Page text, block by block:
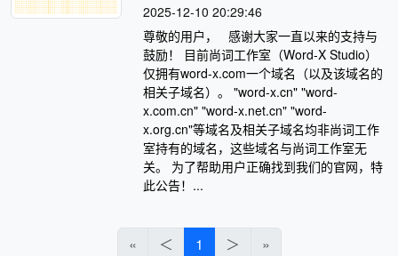
2025-12-10 20:29:46
尊敬的用户， 感谢大家一直以来的支持与
鼓励！ 目前尚词工作室（Word-X Studio）
仅拥有word-x.com一个域名（以及该域名的
相关子域名）。 "word-x.cn" "word-
x.com.cn" "word-x.net.cn" "word-
x.org.cn"等域名及相关子域名均非尚词工作
室持有的域名，这些域名与尚词工作室无
关。 为了帮助用户正确找到我们的官网，特
此公告！...
« ＜ 1 ＞ »